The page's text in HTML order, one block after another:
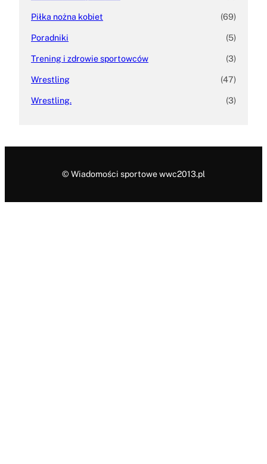
Piłka nożna kobiet (69)
Poradniki (5)
Trening i zdrowie sportowców (3)
Wrestling (47)
Wrestling. (3)
© Wiadomości sportowe wwc2013.pl